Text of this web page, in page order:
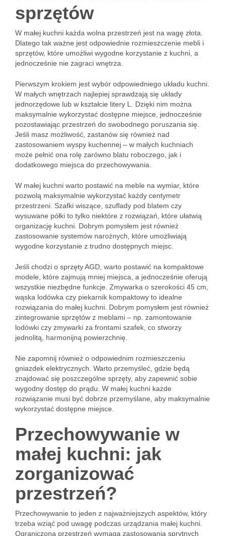
sprzętów
W małej kuchni każda wolna przestrzeń jest na wagę złota.
Dlatego tak ważne jest odpowiednie rozmieszczenie mebli i
sprzętów, które umożliwi wygodne korzystanie z kuchni, a
jednocześnie nie zagraci wnętrza.
Pierwszym krokiem jest wybór odpowiedniego układu kuchni.
W małych wnętrzach najlepiej sprawdzają się układy
jednorzędowe lub w kształcie litery L. Dzięki nim można
maksymalnie wykorzystać dostępne miejsce, jednocześnie
pozostawiając przestrzeń do swobodnego poruszania się.
Jeśli masz możliwość, zastanów się również nad
zastosowaniem wyspy kuchennej – w małych kuchniach
może pełnić ona rolę zarówno blatu roboczego, jak i
dodatkowego miejsca do przechowywania.
W małej kuchni warto postawić na meble na wymiar, które
pozwolą maksymalnie wykorzystać każdy centymetr
przestrzeni. Szafki wiszące, szuflady pod blatem czy
wysuwane półki to tylko niektóre z rozwiązań, które ułatwią
organizację kuchni. Dobrym pomysłem jest również
zastosowanie systemów narożnych, które umożliwiają
wygodne korzystanie z trudno dostępnych miejsc.
Jeśli chodzi o sprzęty AGD, warto postawić na kompaktowe
modele, które zajmują mniej miejsca, a jednocześnie oferują
wszystkie niezbędne funkcje. Zmywarka o szerokości 45 cm,
wąska lodówka czy piekarnik kompaktowy to idealne
rozwiązania do małej kuchni. Dobrym pomysłem jest również
zintegrowanie sprzętów z meblami – np. zamontowanie
lodówki czy zmywarki za frontami szafek, co stworzy
jednolitą, harmonijną powierzchnię.
Nie zapomnij również o odpowiednim rozmieszczeniu
gniazdek elektrycznych. Warto przemyśleć, gdzie będą
znajdować się poszczególne sprzęty, aby zapewnić sobie
wygodny dostęp do prądu. W małej kuchni każde
rozwiązanie musi być dobrze przemyślane, aby maksymalnie
wykorzystać dostępne miejsce.
Przechowywanie w
małej kuchni: jak
zorganizować
przestrzeń?
Przechowywanie to jeden z najważniejszych aspektów, który
trzeba wziąć pod uwagę podczas urządzania małej kuchni.
Ograniczona przestrzeń wymaga zastosowania sprytnych